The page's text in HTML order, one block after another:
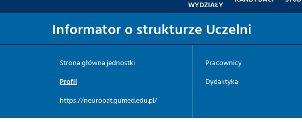
WYDZIAŁY
Informator o strukturze Uczelni
Strona główna jednostki
Profil
https://neuropat.gumed.edu.pl/
Pracownicy
Dydaktyka